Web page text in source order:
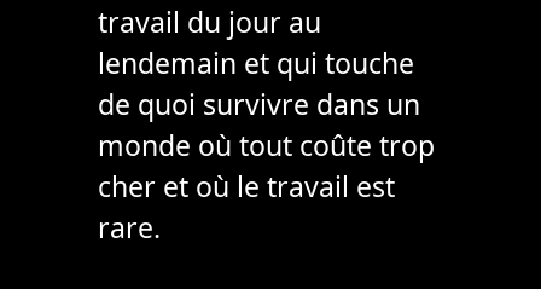
travail du jour au
lendemain et qui touche
de quoi survivre dans un
monde où tout coûte trop
cher et où le travail est
rare.